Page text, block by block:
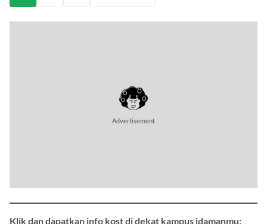
Advertisement
Klik dan dapatkan info kost di dekat kampus idamanmu: